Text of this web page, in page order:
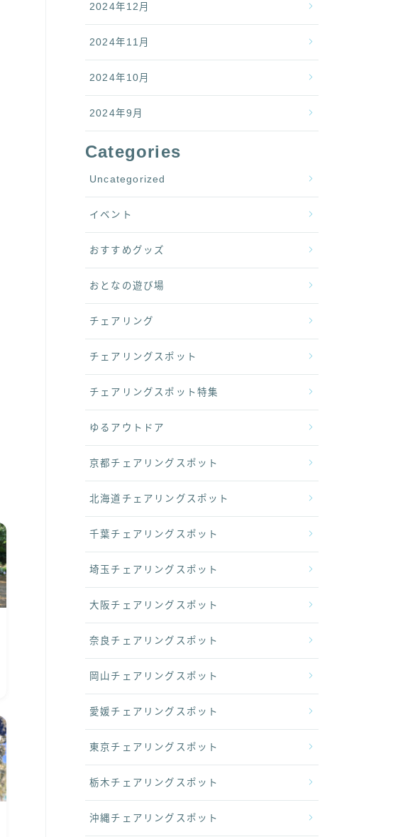
2024年12月
2024年11月
2024年10月
2024年9月
Categories
Uncategorized
イベント
おすすめグッズ
おとなの遊び場
チェアリング
チェアリングスポット
チェアリングスポット特集
ゆるアウトドア
京都チェアリングスポット
北海道チェアリングスポット
千葉チェアリングスポット
埼玉チェアリングスポット
大阪チェアリングスポット
奈良チェアリングスポット
岡山チェアリングスポット
愛媛チェアリングスポット
東京チェアリングスポット
栃木チェアリングスポット
沖縄チェアリングスポット